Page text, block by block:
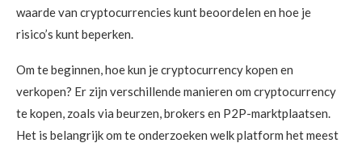
waarde van cryptocurrencies kunt beoordelen en hoe je
risico’s kunt beperken.
Om te beginnen, hoe kun je cryptocurrency kopen en
verkopen? Er zijn verschillende manieren om cryptocurrency
te kopen, zoals via beurzen, brokers en P2P-marktplaatsen.
Het is belangrijk om te onderzoeken welk platform het meest